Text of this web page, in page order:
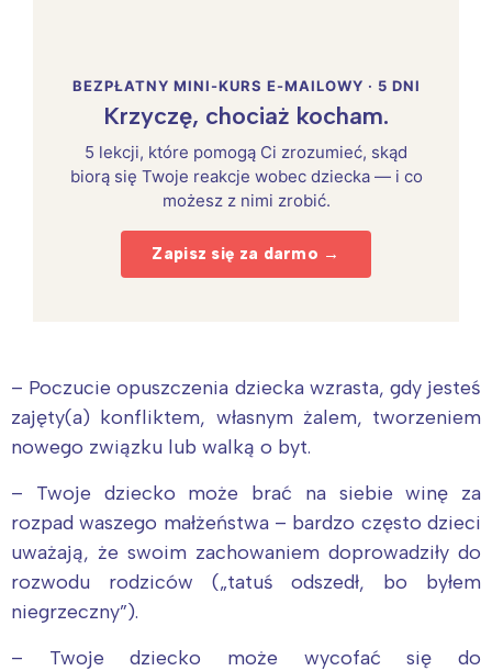
BEZPŁATNY MINI-KURS E-MAILOWY · 5 DNI
Krzyczę, chociaż kocham.
5 lekcji, które pomogą Ci zrozumieć, skąd
biorą się Twoje reakcje wobec dziecka — i co
możesz z nimi zrobić.
Zapisz się za darmo →
– Poczucie opuszczenia dziecka wzrasta, gdy jesteś
zajęty(a) konfliktem, własnym żalem, tworzeniem
nowego związku lub walką o byt.
– Twoje dziecko może brać na siebie winę za
rozpad waszego małżeństwa – bardzo często dzieci
uważają, że swoim zachowaniem doprowadziły do
rozwodu rodziców („tatuś odszedł, bo byłem
niegrzeczny”).
– Twoje dziecko może wycofać się do